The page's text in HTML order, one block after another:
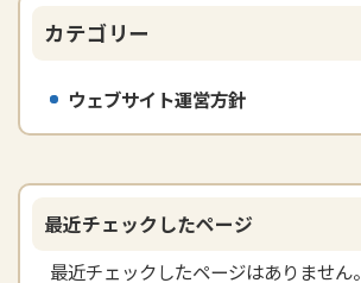
カテゴリー
ウェブサイト運営方針
最近チェックしたページ
最近チェックしたページはありません。